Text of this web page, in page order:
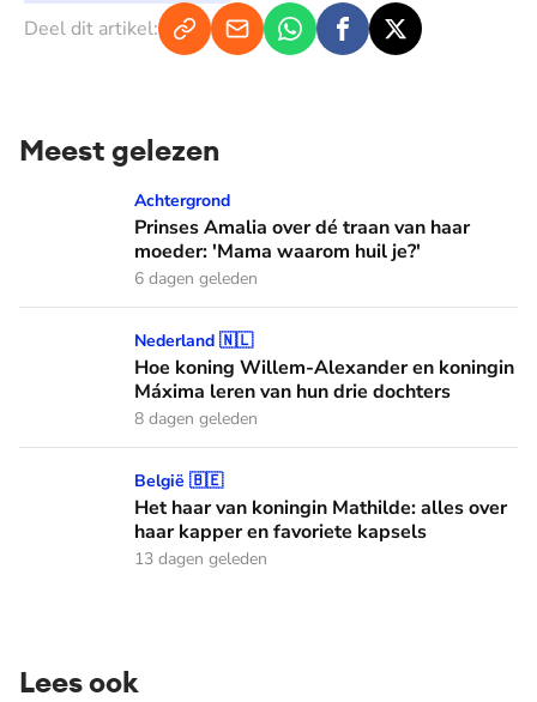
Deel dit artikel:
Meest gelezen
Prinses Amalia over dé traan van haar moeder: 'Mama
Achtergrond
Prinses Amalia over dé traan van haar
moeder: 'Mama waarom huil je?'
6 dagen geleden
Hoe koning Willem-Alexander en koningin Máxima leren
Nederland 🇳🇱
Hoe koning Willem-Alexander en koningin
Máxima leren van hun drie dochters
8 dagen geleden
Het haar van koningin Mathilde: alles over haar kapper en
België 🇧🇪
Het haar van koningin Mathilde: alles over
haar kapper en favoriete kapsels
13 dagen geleden
Lees ook